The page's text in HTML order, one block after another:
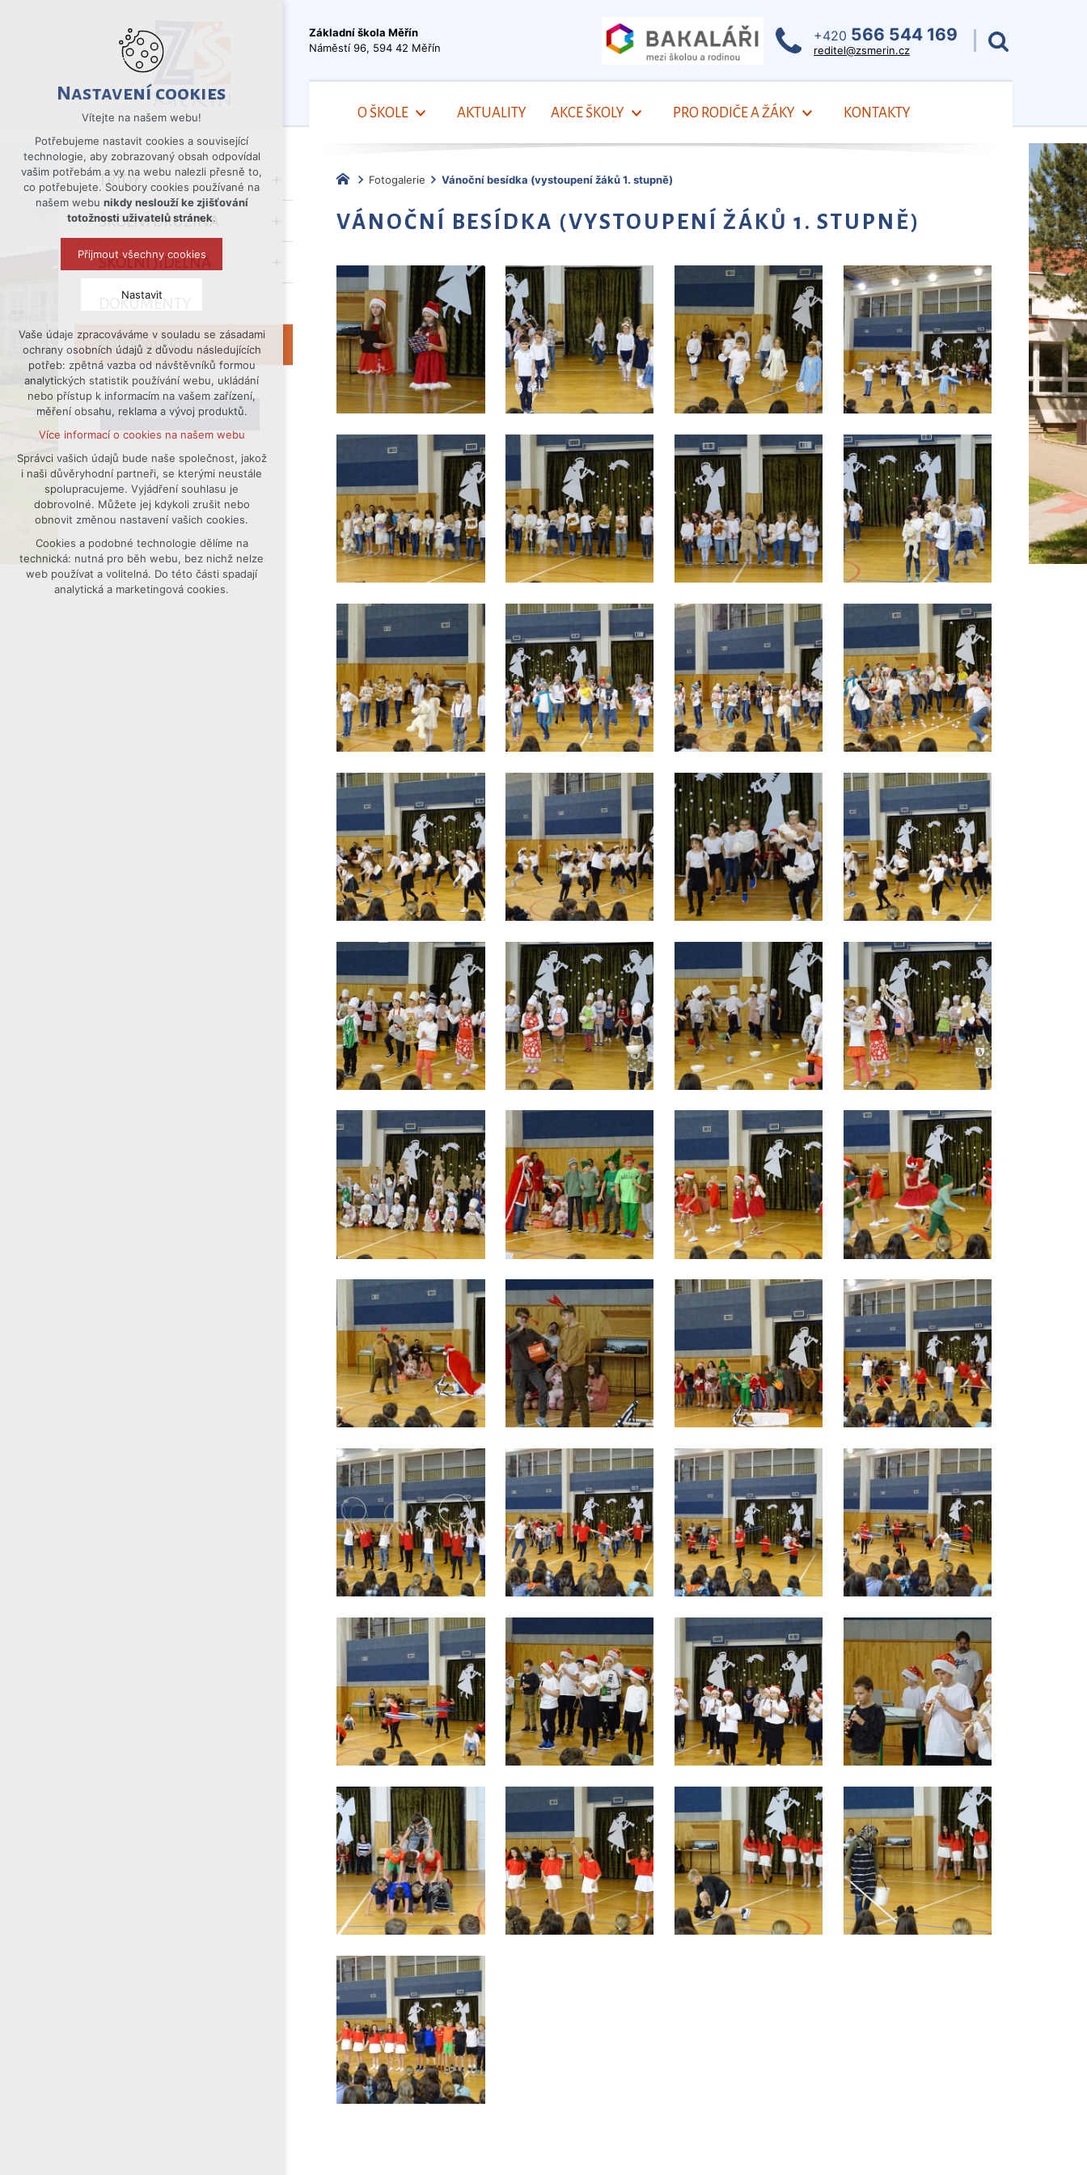
Základní škola Měřín
Náměstí 96, 594 42 Měřín
+420 566 544 169
reditel@zsmerin.cz
O ŠKOLE AKTUALITY AKCE ŠKOLY PRO RODIČE A ŽÁKY KONTAKTY
TŘÍDY
ŠKOLNÍ DRUŽINA
ŠKOLNÍ JÍDELNA
DOKUMENTY
FOTOGALERIE
SCHRÁNKA DŮVĚRY
Fotogalerie Vánoční besídka (vystoupení žáků 1. stupně)
VÁNOČNÍ BESÍDKA (VYSTOUPENÍ ŽÁKŮ 1. STUPNĚ)
Nastavení cookies
Vítejte na našem webu!
Potřebujeme nastavit cookies a související
technologie, aby zobrazovaný obsah odpovídal
vašim potřebám a vy na webu nalezli přesně to,
co potřebujete. Soubory cookies používané na
našem webu nikdy neslouží ke zjišťování
totožnosti uživatelů stránek.
Přijmout všechny cookies
Nastavit
Technická cookies
nutná pro provozování webu
udržení kontextu stránek (session):
případná přihlášení, volby jazyka, apod.
Volitelná cookies
analytická pro anonymizované
vyhodnocení návštěvnosti
marketingová cookies (Google)
Více informací o cookies na našem webu
Přijmout všechny cookies
Odmítnout vše
Vaše údaje zpracováváme v souladu se zásadami
ochrany osobních údajů z důvodu následujících
potřeb: zpětná vazba od návštěvníků formou
analytických statistik používání webu, ukládání
nebo přístup k informacím na vašem zařízení,
měření obsahu, reklama a vývoj produktů.
Více informací o cookies na našem webu
Správci vašich údajů bude naše společnost, jakož
i naši důvěryhodní partneři, se kterými neustále
spolupracujeme. Vyjádření souhlasu je
dobrovolné. Můžete jej kdykoli zrušit nebo
obnovit změnou nastavení vašich cookies.
Cookies a podobné technologie dělíme na
technická: nutná pro běh webu, bez nichž nelze
web používat a volitelná. Do této části spadají
analytická a marketingová cookies.